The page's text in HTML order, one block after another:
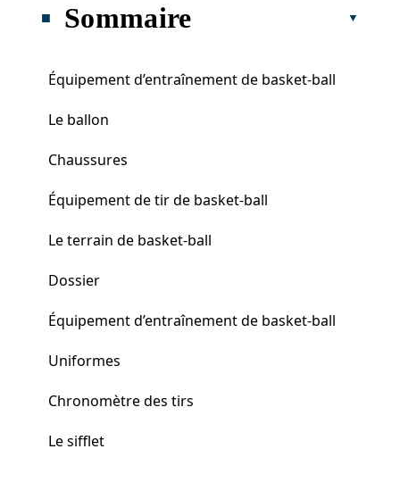
Sommaire
Équipement d’entraînement de basket-ball
Le ballon
Chaussures
Équipement de tir de basket-ball
Le terrain de basket-ball
Dossier
Équipement d’entraînement de basket-ball
Uniformes
Chronomètre des tirs
Le sifflet